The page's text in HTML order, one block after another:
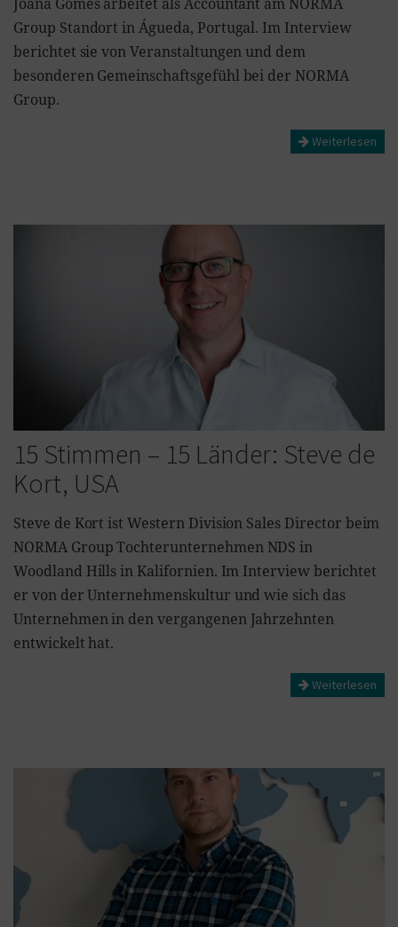
Group Standort in Águeda, Portugal. Im Interview
berichtet sie von Veranstaltungen und dem
besonderen Gemeinschaftsgefühl bei der NORMA
Group.
Weiterlesen
15 Stimmen – 15 Länder: Steve de
Kort, USA
Steve de Kort ist Western Division Sales Director beim
NORMA Group Tochterunternehmen NDS in
Woodland Hills in Kalifornien. Im Interview berichtet
er von der Unternehmenskultur und wie sich das
Unternehmen in den vergangenen Jahrzehnten
entwickelt hat.
Weiterlesen